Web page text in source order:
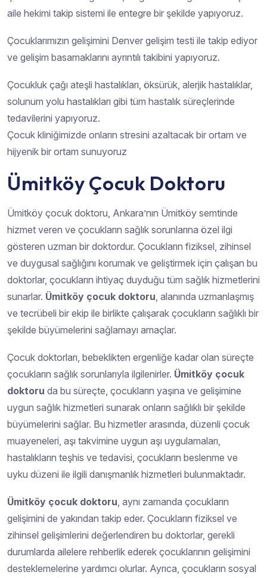
aile hekimi takip sistemi ile entegre bir şekilde yapıyoruz.
Çocuklarımızın gelişimini Denver gelişim testi ile takip ediyor
ve gelişim basamaklarını ayrıntılı takibini yapıyoruz.
Çocukluk çağı ateşli hastalıkları, öksürük, alerjik hastalıklar,
solunum yolu hastalıkları gibi tüm hastalık süreçlerinde
tedavilerini yapıyoruz.
Çocuk kliniğimizde onların stresini azaltacak bir ortam ve
hijyenik bir ortam sunuyoruz
Ümitköy Çocuk Doktoru
Ümitköy çocuk doktoru, Ankara’nın Ümitköy semtinde
hizmet veren ve çocukların sağlık sorunlarına özel ilgi
gösteren uzman bir doktordur. Çocukların fiziksel, zihinsel
ve duygusal sağlığını korumak ve geliştirmek için çalışan bu
doktorlar, çocukların ihtiyaç duyduğu tüm sağlık hizmetlerini
sunarlar. Ümitköy çocuk doktoru , alanında uzmanlaşmış
ve tecrübeli bir ekip ile birlikte çalışarak çocukların sağlıklı bir
şekilde büyümelerini sağlamayı amaçlar.
Çocuk doktorları, bebeklikten ergenliğe kadar olan süreçte
çocukların sağlık sorunlarıyla ilgilenirler. Ümitköy çocuk
doktoru da bu süreçte, çocukların yaşına ve gelişimine
uygun sağlık hizmetleri sunarak onların sağlıklı bir şekilde
büyümelerini sağlar. Bu hizmetler arasında, düzenli çocuk
muayeneleri, aşı takvimine uygun aşı uygulamaları,
hastalıkların teşhis ve tedavisi, çocukların beslenme ve
uyku düzeni ile ilgili danışmanlık hizmetleri bulunmaktadır.
Ümitköy çocuk doktoru , aynı zamanda çocukların
gelişimini de yakından takip eder. Çocukların fiziksel ve
zihinsel gelişimlerini değerlendiren bu doktorlar, gerekli
durumlarda ailelere rehberlik ederek çocuklarının gelişimini
desteklemelerine yardımcı olurlar. Ayrıca, çocukların sosyal